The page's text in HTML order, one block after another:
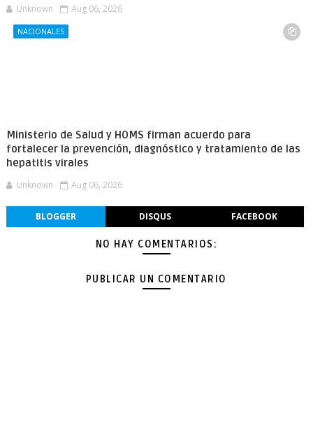
Unknown Aug 06, 2026
NACIONALES
Ministerio de Salud y HOMS firman acuerdo para
fortalecer la prevención, diagnóstico y tratamiento de las
hepatitis virales
Unknown Aug 06, 2026
BLOGGER DISQUS FACEBOOK
NO HAY COMENTARIOS:
PUBLICAR UN COMENTARIO